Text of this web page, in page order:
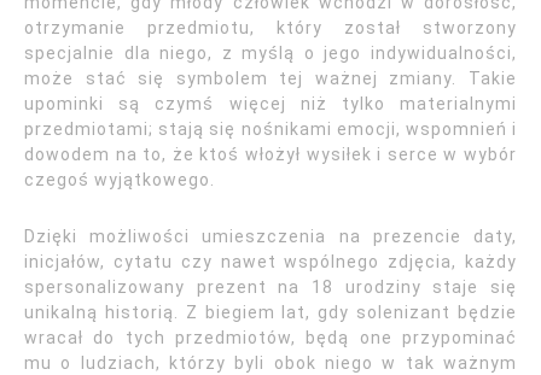
otrzymanie przedmiotu, który został stworzony
specjalnie dla niego, z myślą o jego indywidualności,
może stać się symbolem tej ważnej zmiany. Takie
upominki są czymś więcej niż tylko materialnymi
przedmiotami; stają się nośnikami emocji, wspomnień i
dowodem na to, że ktoś włożył wysiłek i serce w wybór
czegoś wyjątkowego.
Dzięki możliwości umieszczenia na prezencie daty,
inicjałów, cytatu czy nawet wspólnego zdjęcia, każdy
spersonalizowany prezent na 18 urodziny staje się
unikalną historią. Z biegiem lat, gdy solenizant będzie
wracał do tych przedmiotów, będą one przypominać
mu o ludziach, którzy byli obok niego w tak ważnym